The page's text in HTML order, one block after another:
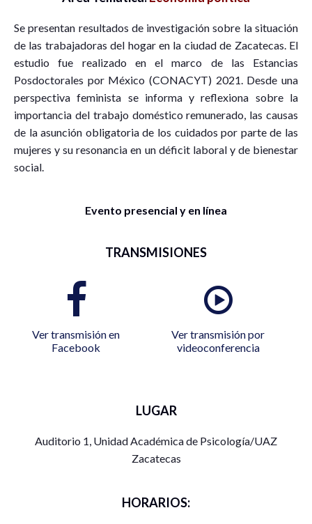
Se presentan resultados de investigación sobre la situación
de las trabajadoras del hogar en la ciudad de Zacatecas. El
estudio fue realizado en el marco de las Estancias
Posdoctorales por México (CONACYT) 2021. Desde una
perspectiva feminista se informa y reflexiona sobre la
importancia del trabajo doméstico remunerado, las causas
de la asunción obligatoria de los cuidados por parte de las
mujeres y su resonancia en un déficit laboral y de bienestar
social.
Evento presencial y en línea
TRANSMISIONES
Ver transmisión en
Facebook
Ver transmisión por
videoconferencia
LUGAR
Auditorio 1, Unidad Académica de Psicología/UAZ
Zacatecas
HORARIOS: